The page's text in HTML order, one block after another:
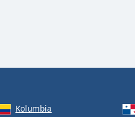
Kolumbia